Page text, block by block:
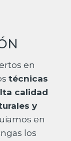
en
técnicas
calidad
y
en
los